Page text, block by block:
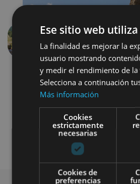
Previous
Museos y centros
Ese sitio web
La finalidad es mejorar la
usuario mostrando
y medir el rendimiento de la
Selecciona a continuación
Más información
Cookies
estrictamente
necesarias
Cookies de
preferencias